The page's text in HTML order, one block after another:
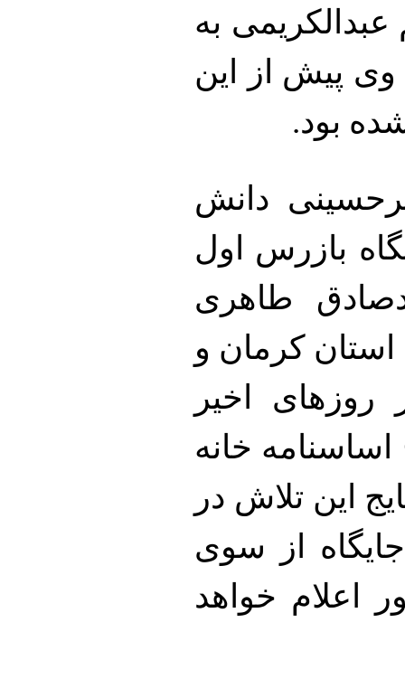
به
وی پیش از این
بود.
دانش
بازرس اول
طاهری
کرمان و
اخیر
خانه
این تلاش در
از سوی
اعلام خواهد